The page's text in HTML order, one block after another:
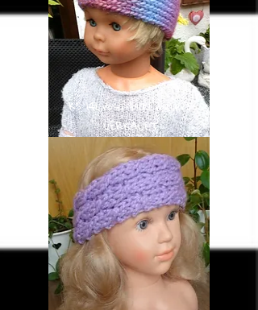
KS 141 rosa-blau meliert
VERKAUFT